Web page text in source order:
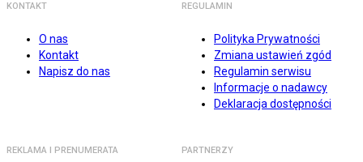
KONTAKT
O nas
Kontakt
Napisz do nas
REGULAMIN
Polityka Prywatności
Zmiana ustawień zgód
Regulamin serwisu
Informacje o nadawcy
Deklaracja dostępności
REKLAMA I PRENUMERATA PARTNERZY